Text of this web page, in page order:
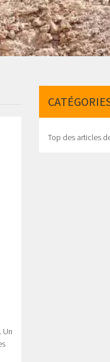
Un
Top des articles